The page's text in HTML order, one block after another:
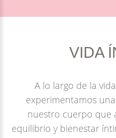
VIDA
A lo largo de la
experimentamos
nuestro cuerpo que
equilibrio y bienestar